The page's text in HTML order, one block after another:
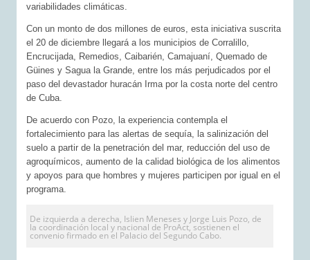
variabilidades climáticas.
Con un monto de dos millones de euros, esta iniciativa suscrita
el 20 de diciembre llegará a los municipios de Corralillo,
Encrucijada, Remedios, Caibarién, Camajuaní, Quemado de
Güines y Sagua la Grande, entre los más perjudicados por el
paso del devastador huracán Irma por la costa norte del centro
de Cuba.
De acuerdo con Pozo, la experiencia contempla el
fortalecimiento para las alertas de sequía, la salinización del
suelo a partir de la penetración del mar, reducción del uso de
agroquímicos, aumento de la calidad biológica de los alimentos
y apoyos para que hombres y mujeres participen por igual en el
programa.
De izquierda a derecha, Islien Meneses y Jorge Luis Pozo, de
la coordinación local y nacional de ProAct, sostienen el
convenio firmado en el Palacio del Segundo Cabo.